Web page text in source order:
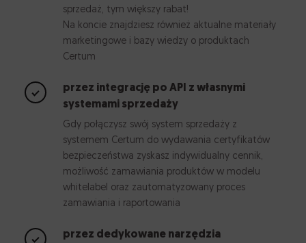
sprzedaż, tym większy rabat!
Na koncie znajdziesz również aktualne materiały
marketingowe i bazy wiedzy o produktach
Certum
przez integrację po API z własnymi
systemami sprzedaży
Gdy połączysz swój system sprzedaży z
systemem Certum do wydawania certyfikatów
bezpieczeństwa zyskasz indywidualny cennik,
możliwość zamawiania produktów w modelu
whitelabel oraz zautomatyzowany proces
zamawiania i raportowania
przez dedykowane narzędzia